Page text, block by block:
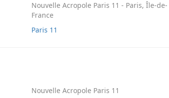
Nouvelle Acropole Paris 11 - Paris, Île-de-
France
Paris 11
Nouvelle Acropole Paris 11